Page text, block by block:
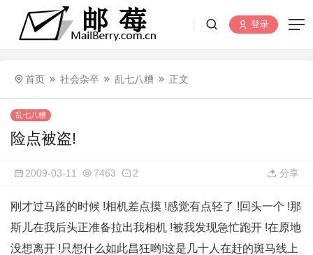
登录
首页 社会杂卒 乱七八糟 正文
乱七八糟
险点被盗!
2009-03-11 7463 2 分享
刚才过马路的时候 !相机差点摸 !感觉有点轻了 !回头一个 !那
斯儿在我后头正准备拉出我相机 !被我发现急忙跑开 !在原地
没想离开 !只想什么如此昌狂哟!这是几十人在赶的斑马线上